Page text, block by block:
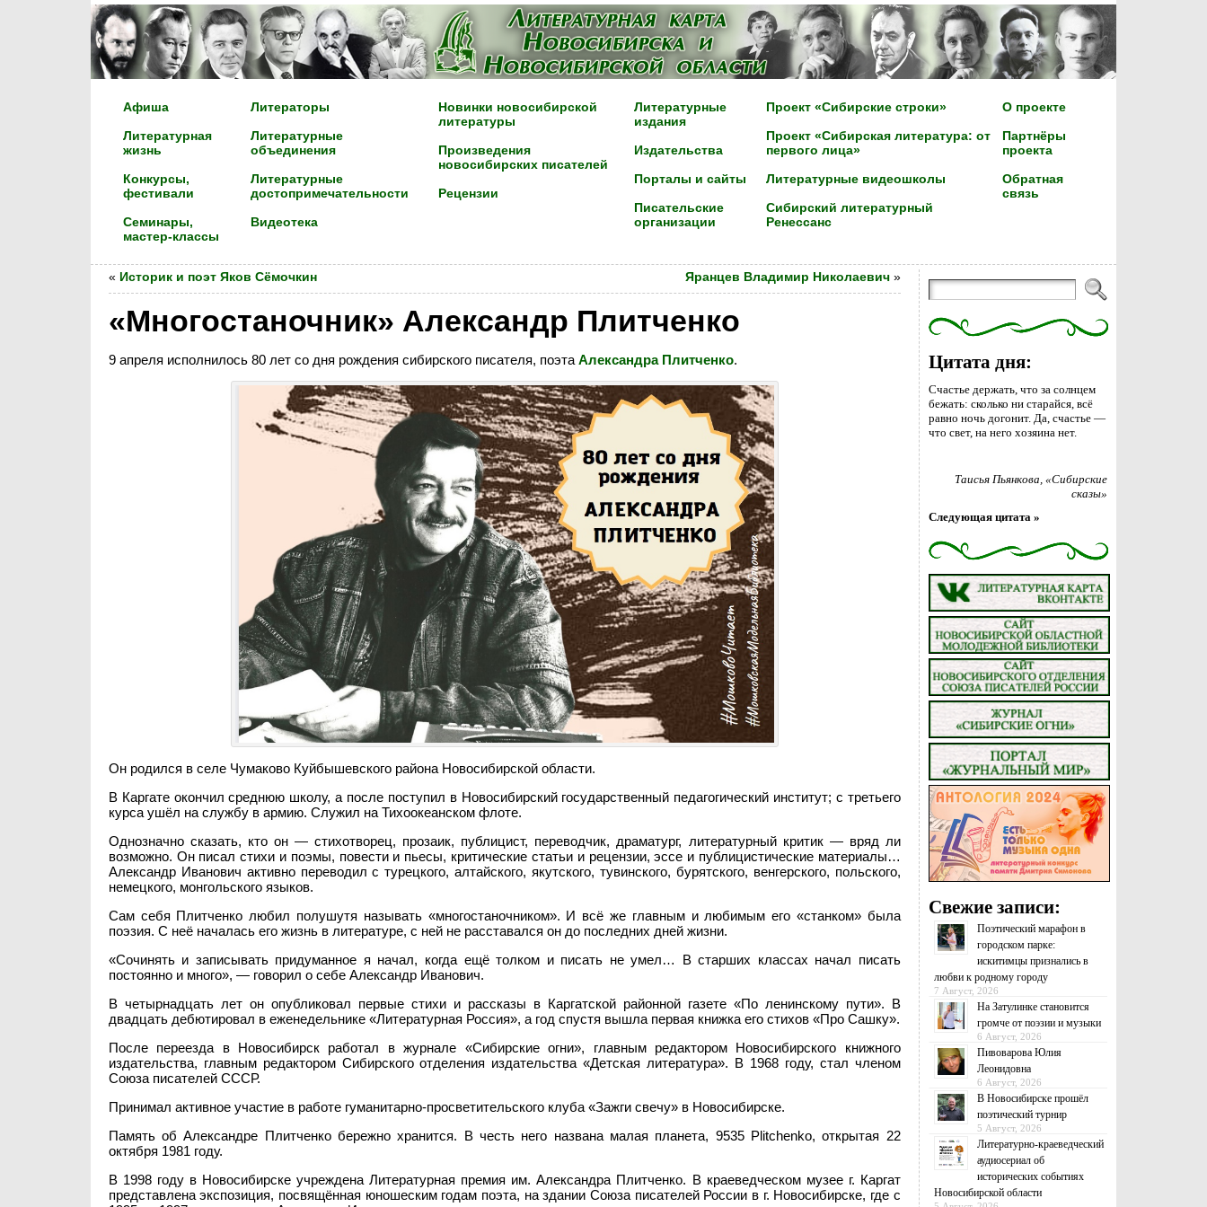
Афиша
Литературная
жизнь
Конкурсы,
фестивали
Семинары,
мастер-классы
Литераторы
Литературные
объединения
Литературные
достопримечательности
Видеотека
Новинки новосибирской
литературы
Произведения
новосибирских писателей
Рецензии
Литературные
издания
Издательства
Порталы и сайты
Писательские
организации
Проект «Сибирские строки»
Проект «Сибирская литература: от
первого лица»
Литературные видеошколы
Сибирский литературный
Ренессанс
О проекте
Партнёры
проекта
Обратная
связь
« Историк и поэт Яков Сёмочкин Яранцев Владимир Николаевич»
«Многостаночник» Александр Плитченко
9 апреля исполнилось 80 лет со дня рождения сибирского писателя, поэта Александра Плитченко.
Он родился в селе Чумаково Куйбышевского района Новосибирской области.
В Каргате окончил среднюю школу, а после поступил в Новосибирский государственный педагогический институт; с третьего
курса ушёл на службу в армию. Служил на Тихоокеанском флоте.
Однозначно сказать, кто он — стихотворец, прозаик, публицист, переводчик, драматург, литературный критик — вряд ли
возможно. Он писал стихи и поэмы, повести и пьесы, критические статьи и рецензии, эссе и публицистические материалы…
Александр Иванович активно переводил с турецкого, алтайского, якутского, тувинского, бурятского, венгерского, польского,
немецкого, монгольского языков.
Сам себя Плитченко любил полушутя называть «многостаночником». И всё же главным и любимым его «станком» была
поэзия. С неё началась его жизнь в литературе, с ней не расставался он до последних дней жизни.
«Сочинять и записывать придуманное я начал, когда ещё толком и писать не умел… В старших классах начал писать
постоянно и много», — говорил о себе Александр Иванович.
В четырнадцать лет он опубликовал первые стихи и рассказы в Каргатской районной газете «По ленинскому пути». В
двадцать дебютировал в еженедельнике «Литературная Россия», а год спустя вышла первая книжка его стихов «Про Сашку».
После переезда в Новосибирск работал в журнале «Сибирские огни», главным редактором Новосибирского книжного
издательства, главным редактором Сибирского отделения издательства «Детская литература». В 1968 году, стал членом
Союза писателей СССР.
Принимал активное участие в работе гуманитарно-просветительского клуба «Зажги свечу» в Новосибирске.
Память об Александре Плитченко бережно хранится. В честь него названа малая планета, 9535 Plitchenko, открытая 22
октября 1981 году.
В 1998 году в Новосибирске учреждена Литературная премия им. Александра Плитченко. В краеведческом музее г. Каргат
представлена экспозиция, посвящённая юношеским годам поэта, на здании Союза писателей России в г. Новосибирске, где с
Цитата дня:
Счастье держать, что за солнцем
бежать: сколько ни старайся, всё
равно ночь догонит. Да, счастье —
что свет, на него хозяина нет.
Таисья Пьянкова, «Сибирские
сказы»
Следующая цитата »
Свежие записи:
Поэтический марафон в
городском парке:
искитимцы признались в
любви к родному городу
7 Август, 2026
На Затулинке становится
громче от поэзии и музыки
6 Август, 2026
Пивоварова Юлия
Леонидовна
6 Август, 2026
В Новосибирске прошёл
поэтический турнир
5 Август, 2026
Литературно-краеведческий
аудиосериал об
исторических событиях
Новосибирской области